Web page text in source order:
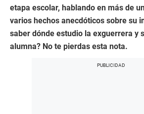
etapa escolar, hablando en más de
varios hechos anecdóticos sobre su
saber dónde estudio la exguerrera y
alumna? No te pierdas esta nota.